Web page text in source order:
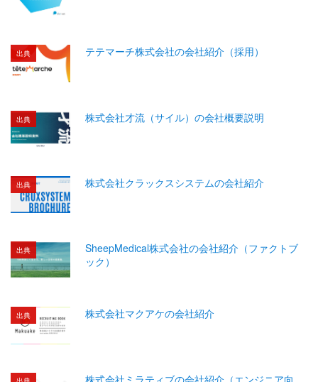
出典 テテマーチ株式会社の会社紹介（採用）
出典 株式会社才流（サイル）の会社概要説明
出典 株式会社クラックスシステムの会社紹介
出典
SheepMedical株式会社の会社紹介（ファクトブ
ック）
出典 株式会社マクアケの会社紹介
株式会社ミラティブの会社紹介（エンジニア向